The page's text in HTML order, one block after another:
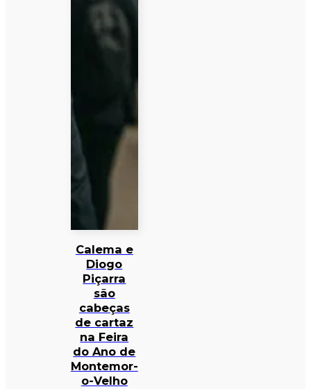
Calema e
Diogo
Piçarra
são
cabeças
de cartaz
na Feira
do Ano de
Montemor-
o-Velho